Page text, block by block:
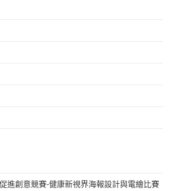
進創意競賽-健康新視界海報設計與電繪比賽